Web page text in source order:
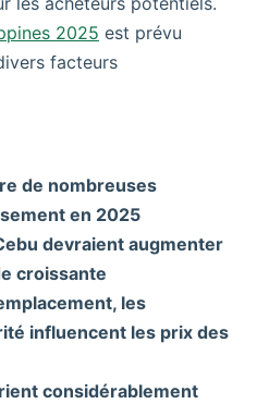
2025 est prévu
facteurs
de nombreuses
en 2025
devraient augmenter
croissante
les
influencent les prix des
considérablement